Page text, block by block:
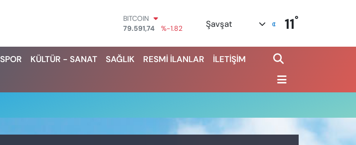
BITCOIN
79.591,74
%-1.82
45,43620
%0.02
EURO
Şavşat 11°
SPOR KÜLTÜR - SANAT SAĞLIK RESMİ İLANLAR
İLETİŞİM